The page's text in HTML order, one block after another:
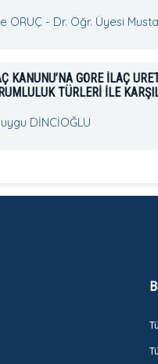
ORUÇ - Dr. Öğr. Üyesi
KANUNU’NA GÖRE İLAÇ
TÜRLERİ İLE
DİNCİOĞLU